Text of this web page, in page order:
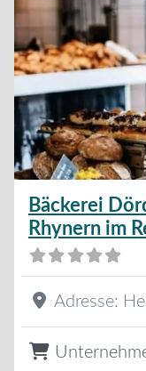
Bäckerei
Rhynern im
Adresse: